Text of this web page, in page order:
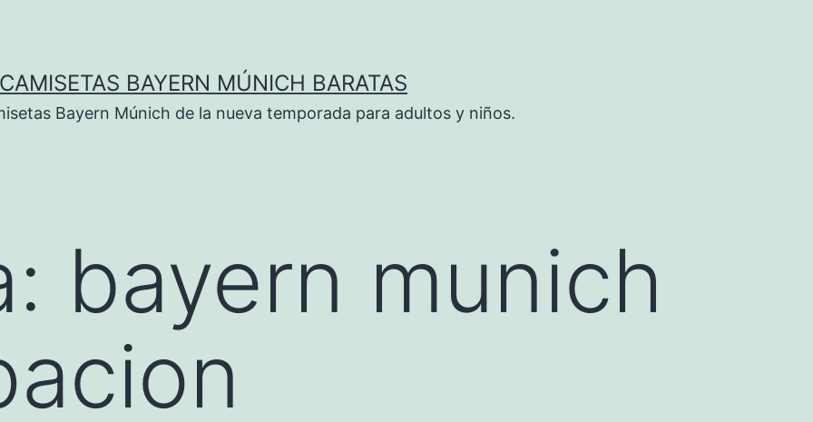
CAMISETAS BAYERN MÚNICH BARATAS
Bayern Múnich de la nueva temporada para adultos y niños.
bayern munich